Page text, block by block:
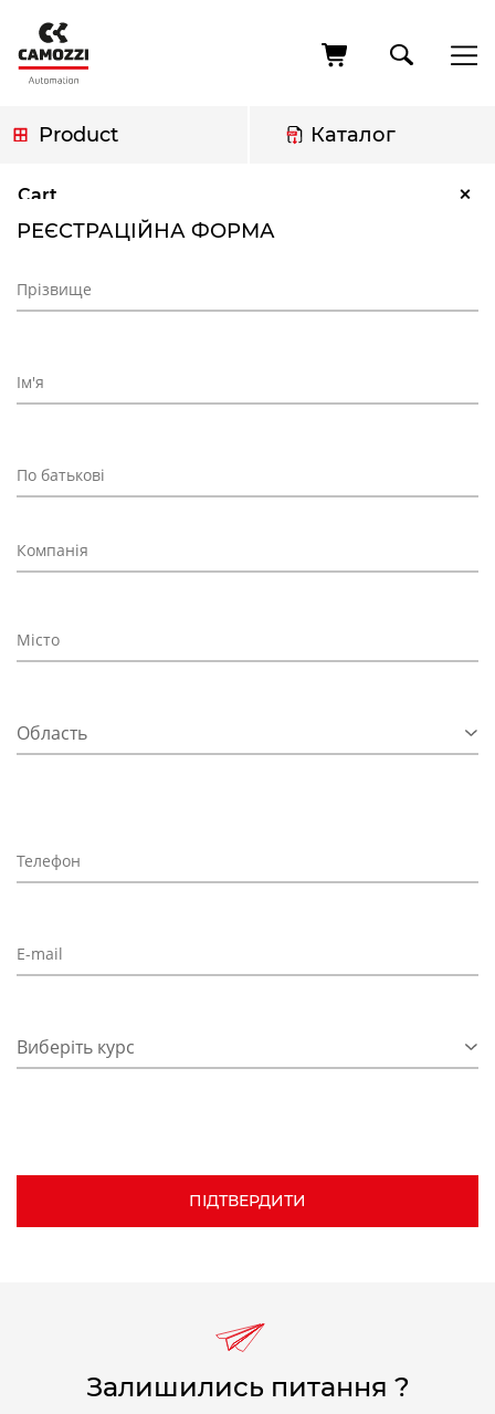
main
content
Product Каталог
Cart ×
РЕЄСТРАЦІЙНА ФОРМА
Область
Виберіть курс
Залишились питання ?